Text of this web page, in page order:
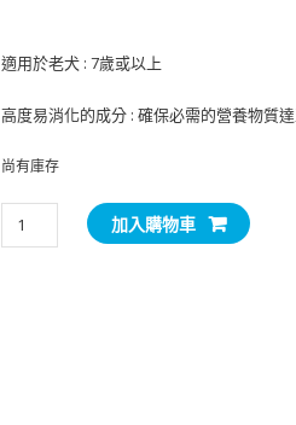
適用於老犬 : 7歲或以上
高度易消化的成分 : 確保必需的營養物質
尚有庫存
SmartHeart
愛
加入購物車